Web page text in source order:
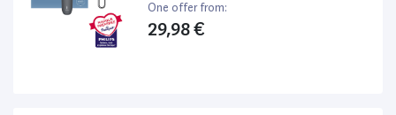
One offer from:
29,98 €